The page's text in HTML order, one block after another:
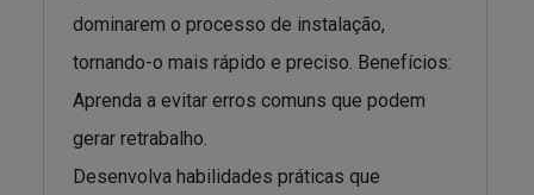
dominarem o processo de instalação,
tornando-o mais rápido e preciso. Benefícios:
Aprenda a evitar erros comuns que podem
gerar retrabalho.
Desenvolva habilidades práticas que